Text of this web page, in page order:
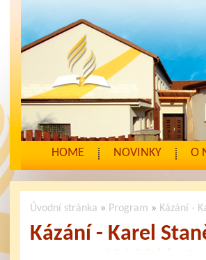
HOME NOVINKY O
Úvodní stránka » Program » Kázání -
Kázání - Karel